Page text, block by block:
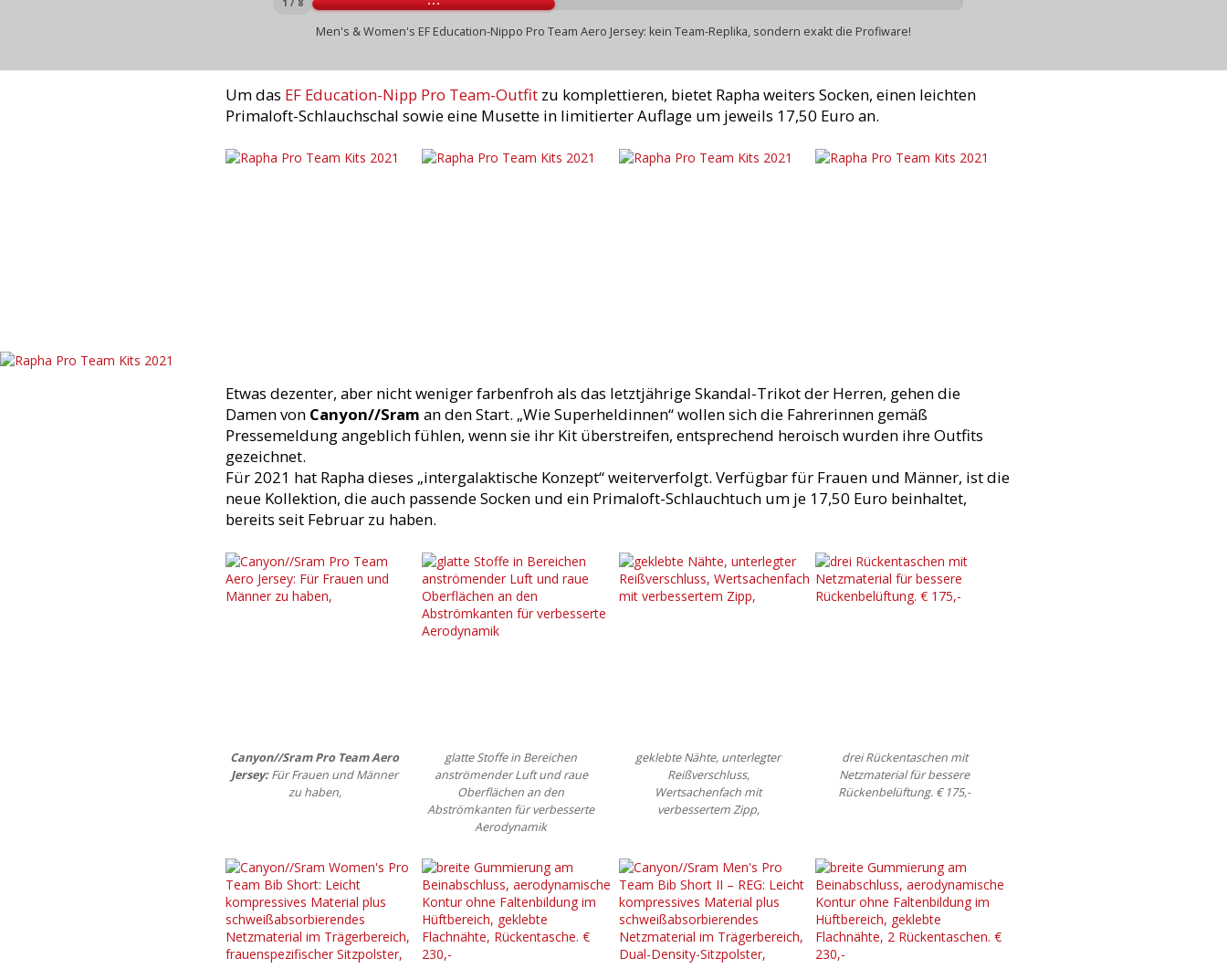
1 / 8
Men's & Women's EF Education-Nippo Pro Team Aero Jersey: kein Team-Replika, sondern exakt die Profiware!
Um das EF Education-Nipp Pro Team-Outfit zu komplettieren, bietet Rapha weiters Socken, einen leichten
Primaloft-Schlauchschal sowie eine Musette in limitierter Auflage um jeweils 17,50 Euro an.
Etwas dezenter, aber nicht weniger farbenfroh als das letztjährige Skandal-Trikot der Herren, gehen die
Damen von Canyon//Sram an den Start. „Wie Superheldinnen“ wollen sich die Fahrerinnen gemäß
Pressemeldung angeblich fühlen, wenn sie ihr Kit überstreifen, entsprechend heroisch wurden ihre Outfits
gezeichnet.
Für 2021 hat Rapha dieses „intergalaktische Konzept“ weiterverfolgt. Verfügbar für Frauen und Männer, ist die
neue Kollektion, die auch passende Socken und ein Primaloft-Schlauchtuch um je 17,50 Euro beinhaltet,
bereits seit Februar zu haben.
Canyon//Sram Pro Team Aero
Jersey:Für Frauen und Männer
zu haben,
glatte Stoffe in Bereichen
anströmender Luft und raue
Oberflächen an den
Abströmkanten für verbesserte
Aerodynamik
geklebte Nähte, unterlegter
Reißverschluss,
Wertsachenfach mit
verbessertem Zipp,
drei Rückentaschen mit
Netzmaterial für bessere
Rückenbelüftung. € 175,-